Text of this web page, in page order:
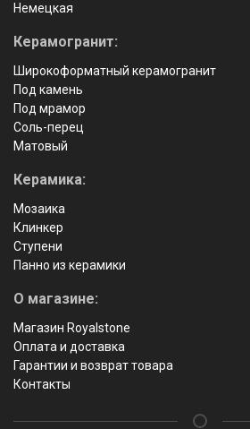
Немецкая
Керамогранит:
Широкоформатный керамогранит
Под камень
Под мрамор
Соль-перец
Матовый
Керамика:
Мозаика
Клинкер
Ступени
Панно из керамики
О магазине:
Магазин Royalstone
Оплата и доставка
Гарантии и возврат товара
Контакты